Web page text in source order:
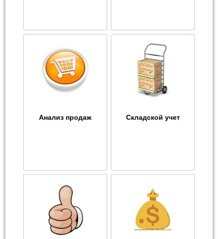
Анализ продаж Складской учет